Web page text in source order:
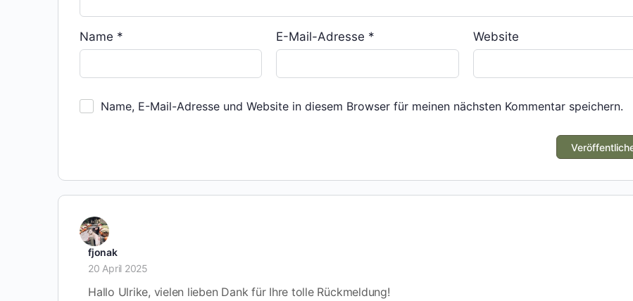
Name * E-Mail-Adresse * Website
Name, E-Mail-Adresse und Website in diesem Browser für meinen nächsten Kommentar speichern.
fjonak
20 April 2025
Hallo Ulrike, vielen lieben Dank für Ihre tolle Rückmeldung!